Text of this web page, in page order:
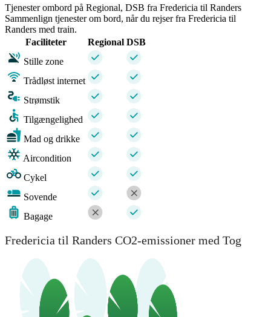
Tjenester ombord på Regional, DSB fra Fredericia til Randers
Sammenlign tjenester om bord, når du rejser fra Fredericia til
Randers med train.
Faciliteter
Regional DSB
Stille zone
Trådløst internet
Strømstik
Tilgængelighed
Mad og drikke
Aircondition
Cykel
Sovende
Bagage
Fredericia til Randers CO2-emissioner med Tog